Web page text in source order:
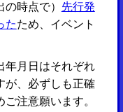
時点で） 先行発
たため、イベント
年月日はそれぞれ
が、必ずしも正確
注意願います。